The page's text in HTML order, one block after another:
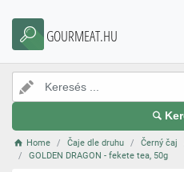
GOURMEAT.HU
Home Čaje dle druhu Černý čaj
GOLDEN DRAGON - fekete tea, 50g